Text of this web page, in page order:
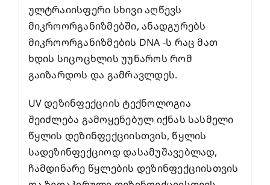
ულტრაიისფერი სხივი აღწევს
მიკროორგანიზმებში, ანადგურებს
მიკროორგანიზმების DNA -ს რაც მათ
ხდის სიცოცხლის უუნაროს რომ
გაიზარდოს და გამრავლდეს.
UV დეზინფექციის ტექნოლოგია
შეიძლება გამოყენებულ იქნას სასმელი
წყლის დეზინფექციისთვის, წყლის
სადეზინფექციოდ დასამუშავებლად,
ჩამდინარე წყლების დეზინფექციისთვის